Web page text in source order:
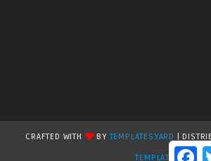
CRAFTED WITH BYTEMPLATESYARD |
TEMPLATES